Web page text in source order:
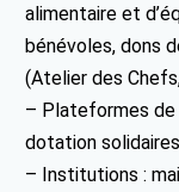
alimentaire et
bénévoles, dons
(Atelier des
– Plateformes
dotation
– Institutions :